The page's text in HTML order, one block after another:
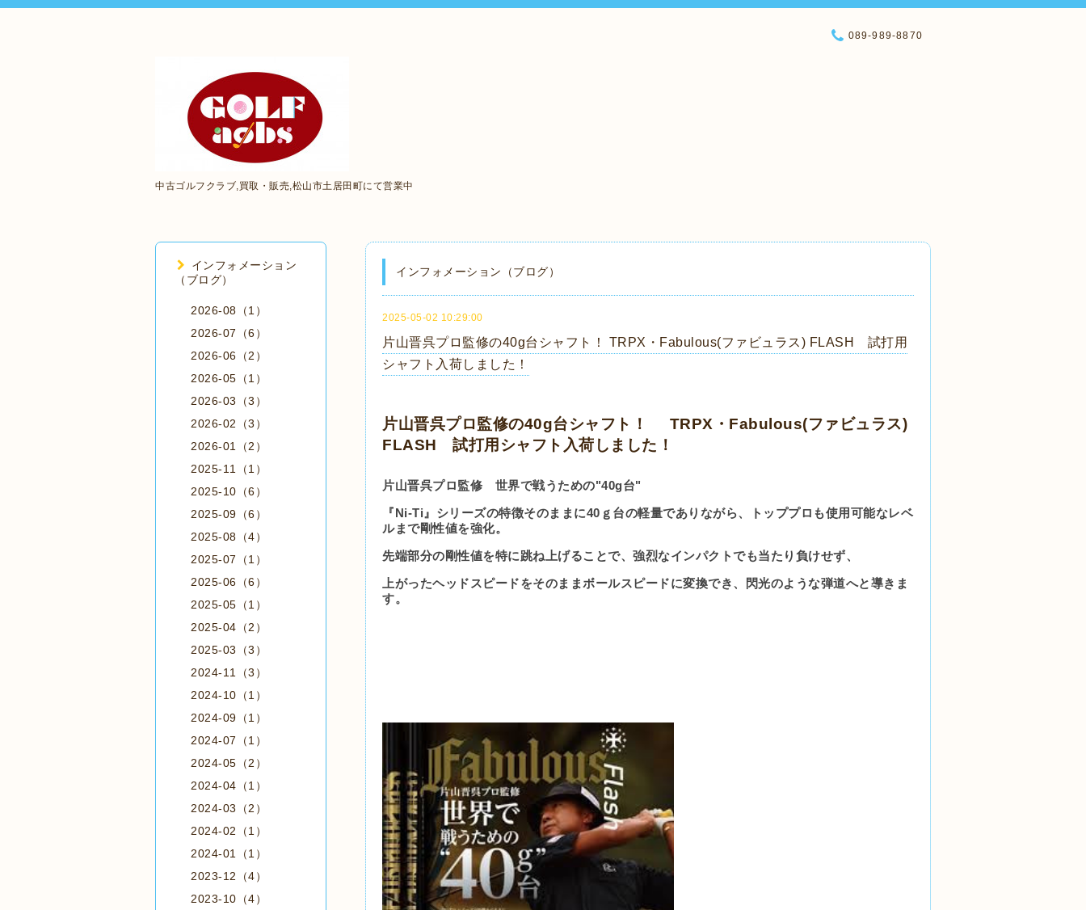
中古ゴルフクラブ,買取・販売,松山市土居田町にて営業中
089-989-8870
インフォメーション（ブログ）
2025-05-02 10:29:00
片山晋呉プロ監修の40g台シャフト！ TRPX・Fabulous(ファビュラス) FLASH 試打用
シャフト入荷しました！
片山晋呉プロ監修の40g台シャフト！ TRPX・Fabulous(ファビュラス)
FLASH 試打用シャフト入荷しました！
片山晋呉プロ監修 世界で戦うための"40g台"
『Ni-Ti』シリーズの特徴そのままに40ｇ台の軽量でありながら、
トッププロも使用可能なレベ
ルまで剛性値を強化。
先端部分の剛性値を特に跳ね上げることで、 強烈なインパクトでも当たり負けせず、
上がったヘッドスピードをそのままボールスピードに変換でき、
閃光のような弾道へと導きま
す。
インフォメーション
（ブログ）
2026-08（1）
2026-07（6）
2026-06（2）
2026-05（1）
2026-03（3）
2026-02（3）
2026-01（2）
2025-11（1）
2025-10（6）
2025-09（6）
2025-08（4）
2025-07（1）
2025-06（6）
2025-05（1）
2025-04（2）
2025-03（3）
2024-11（3）
2024-10（1）
2024-09（1）
2024-07（1）
2024-05（2）
2024-04（1）
2024-03（2）
2024-02（1）
2024-01（1）
2023-12（4）
2023-10（4）